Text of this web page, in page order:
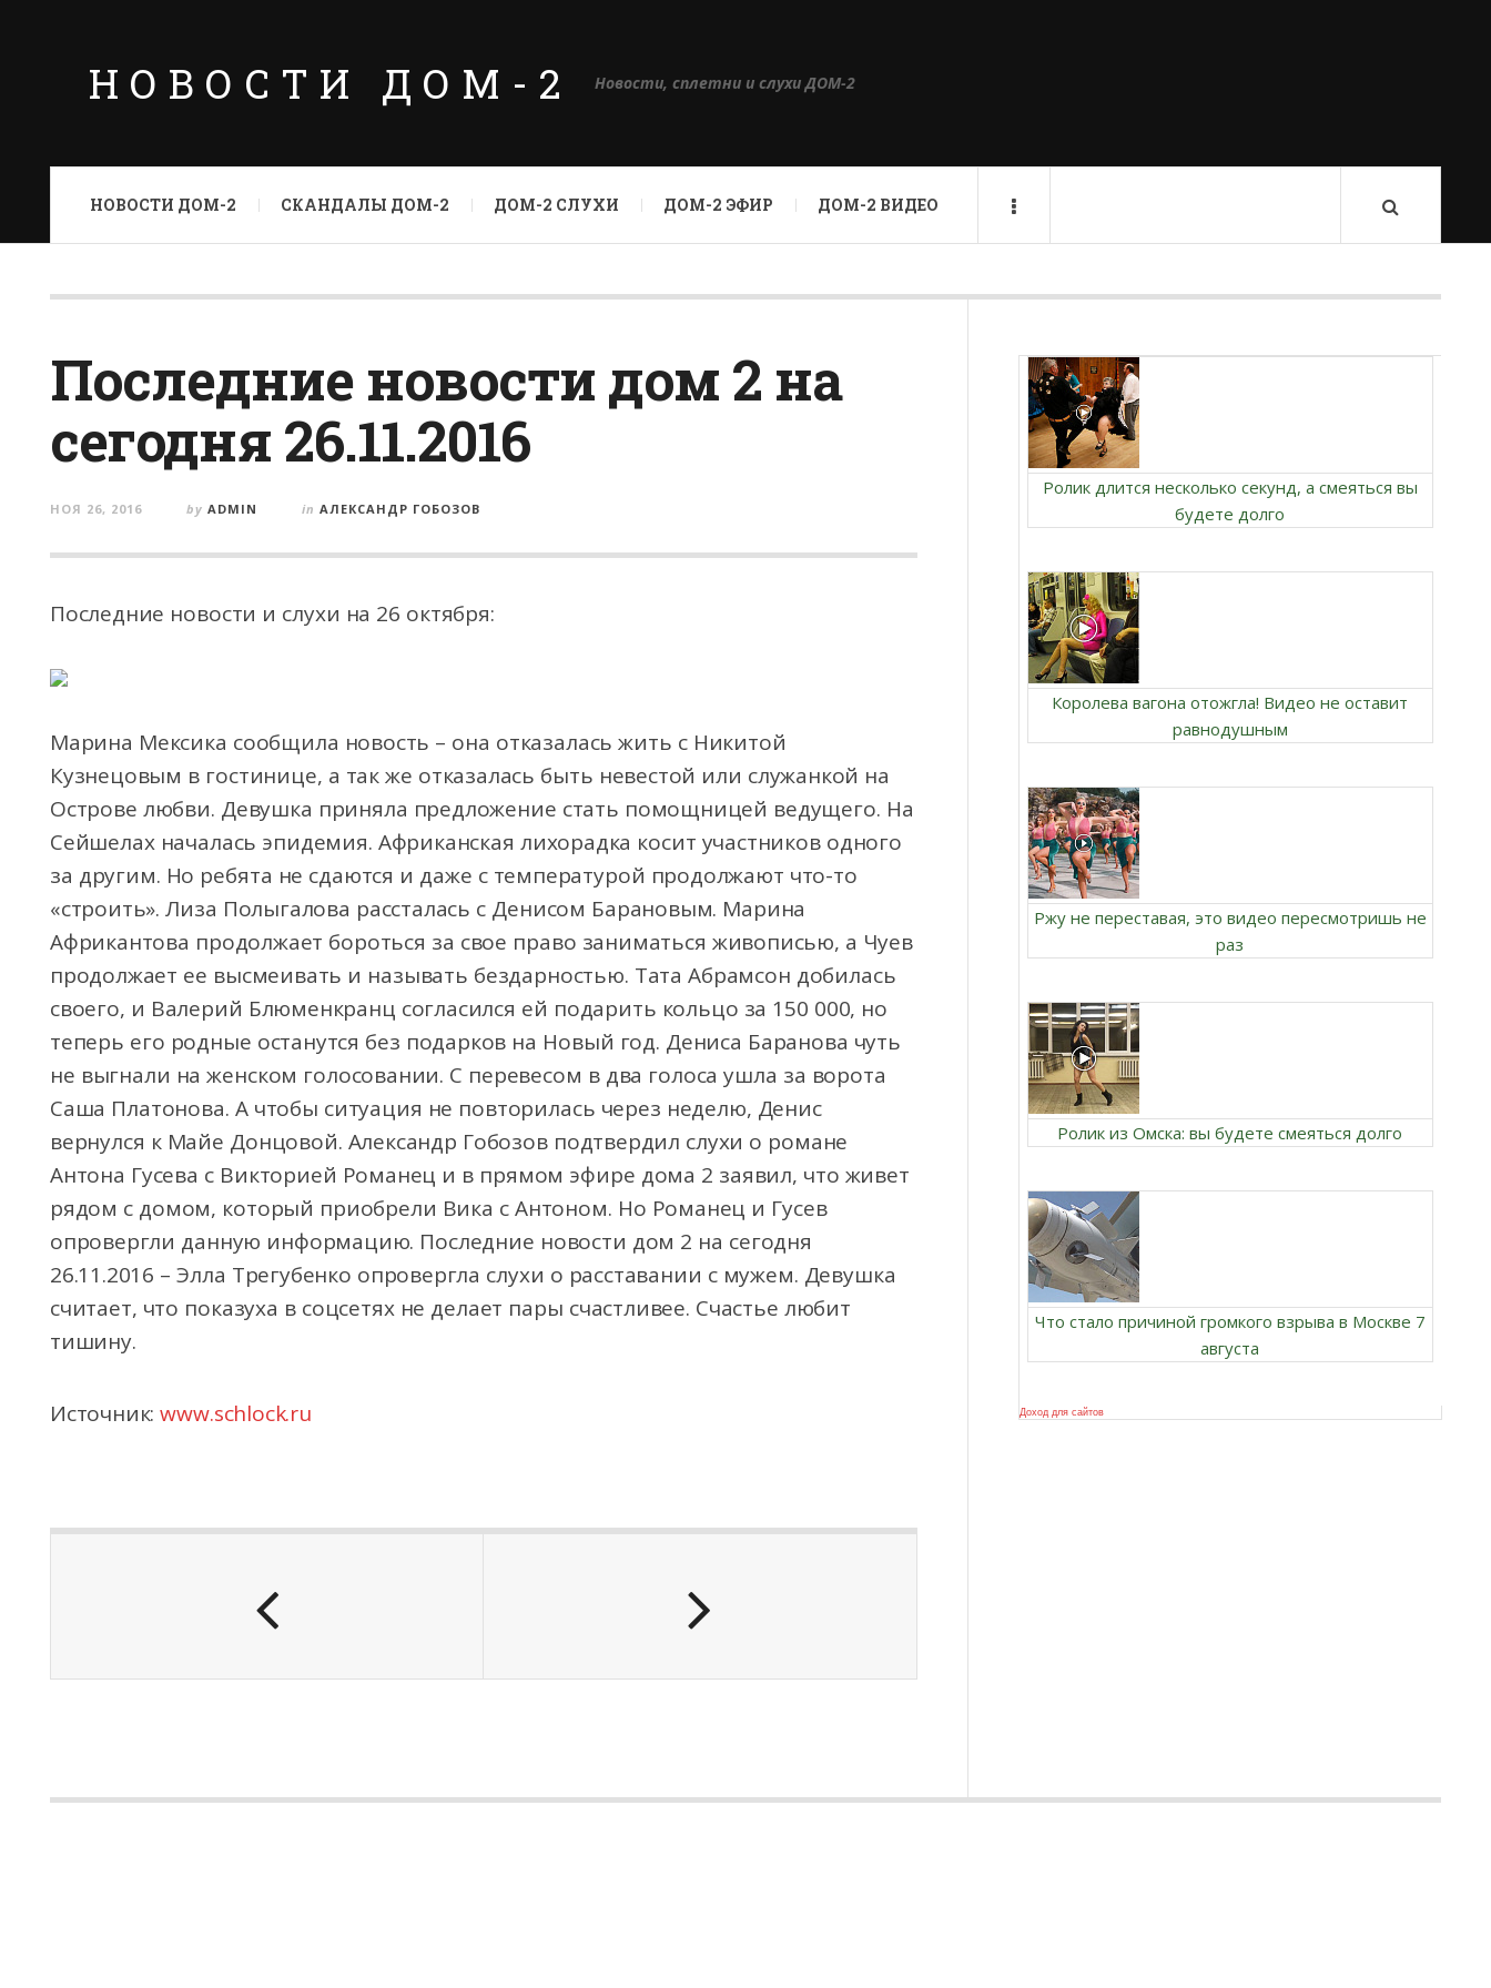
НОВОСТИ ДОМ-2 Новости, сплетни и слухи ДОМ-2
НОВОСТИ ДОМ-2 СКАНДАЛЫ ДОМ-2 ДОМ-2 СЛУХИ ДОМ-2 ЭФИР ДОМ-2 ВИДЕО
Последние новости дом 2 на
сегодня 26.11.2016
НОЯ 26, 2016 by ADMIN in АЛЕКСАНДР ГОБОЗОВ
Последние новости и слухи на 26 октября:
Марина Мексика сообщила новость – она отказалась жить с Никитой
Кузнецовым в гостинице, а так же отказалась быть невестой или служанкой на
Острове любви. Девушка приняла предложение стать помощницей ведущего. На
Сейшелах началась эпидемия. Африканская лихорадка косит участников одного
за другим. Но ребята не сдаются и даже с температурой продолжают что-то
«строить». Лиза Полыгалова рассталась с Денисом Барановым. Марина
Африкантова продолжает бороться за свое право заниматься живописью, а Чуев
продолжает ее высмеивать и называть бездарностью. Тата Абрамсон добилась
своего, и Валерий Блюменкранц согласился ей подарить кольцо за 150 000, но
теперь его родные останутся без подарков на Новый год. Дениса Баранова чуть
не выгнали на женском голосовании. С перевесом в два голоса ушла за ворота
Саша Платонова. А чтобы ситуация не повторилась через неделю, Денис
вернулся к Майе Донцовой. Александр Гобозов подтвердил слухи о романе
Антона Гусева с Викторией Романец и в прямом эфире дома 2 заявил, что живет
рядом с домом, который приобрели Вика с Антоном. Но Романец и Гусев
опровергли данную информацию. Последние новости дом 2 на сегодня
26.11.2016 – Элла Трегубенко опровергла слухи о расставании с мужем. Девушка
считает, что показуха в соцсетях не делает пары счастливее. Счастье любит
тишину.
Источник:www.schlock.ru
Ролик длится несколько секунд, а смеяться вы
будете долго
Королева вагона отожгла! Видео не оставит
равнодушным
Ржу не переставая, это видео пересмотришь не
раз
Ролик из Омска: вы будете смеяться долго
Что стало причиной громкого взрыва в Москве 7
августа
Доход для сайтов